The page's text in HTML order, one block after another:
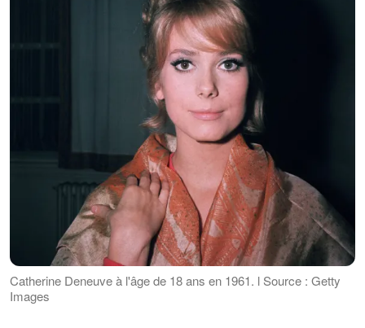
Catherine Deneuve à l'âge de 18 ans en 1961. l Source : Getty
Images